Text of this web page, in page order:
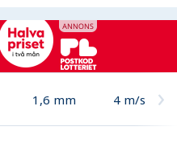
1,6 mm 4 m/s